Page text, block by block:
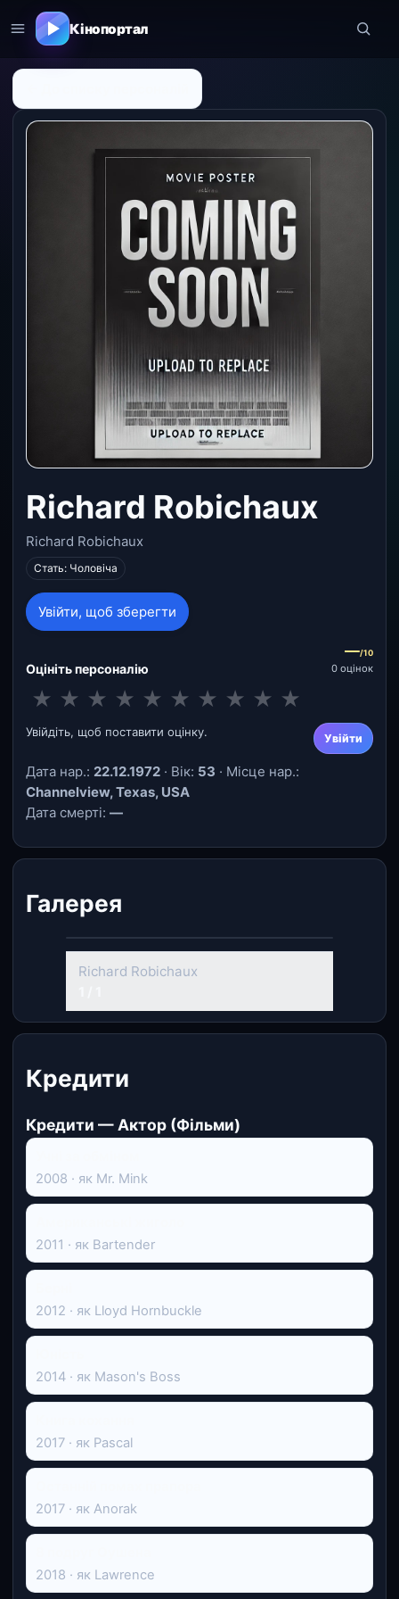
Кінопортал
Richard Robichaux
Richard Robichaux
Стать: Чоловіча
Увійти, щоб зберегти
Оцініть персоналію
—/10
0 оцінок
★ ★ ★ ★ ★ ★ ★ ★ ★ ★
Увійдіть, щоб поставити оцінку. Увійти
Дата нар.: 22.12.1972 · Вік: 53 · Місце нар.:
Channelview, Texas, USA
Дата смерті: —
Галерея
Richard Robichaux
Кредити
Кредити — Актор (Фільми)
2008 · як Mr. Mink
2011 · як Bartender
2012 · як Lloyd Hornbuckle
2014 · як Mason's Boss
2017 · як Pascal
2017 · як Anorak
2018 · як Lawrence